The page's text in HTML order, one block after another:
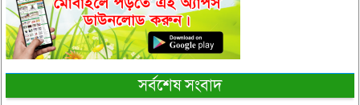
সর্বশেষ সংবাদ